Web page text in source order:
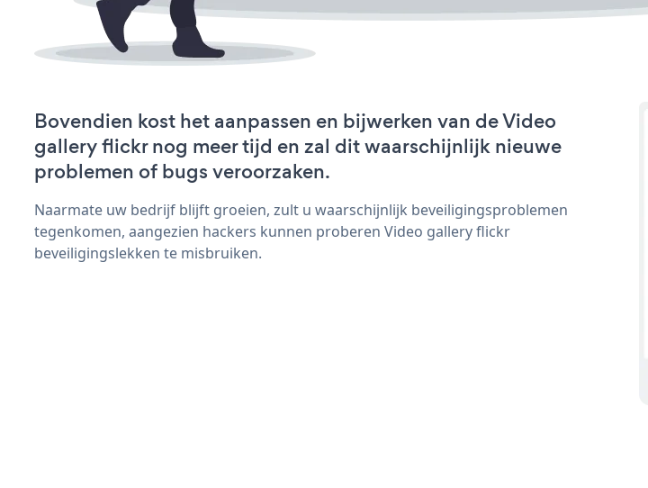
Bovendien kost het aanpassen en bijwerken van de Video
gallery flickr nog meer tijd en zal dit waarschijnlijk nieuwe
problemen of bugs veroorzaken.
Naarmate uw bedrijf blijft groeien, zult u waarschijnlijk beveiligingsproblemen
tegenkomen, aangezien hackers kunnen proberen Video gallery flickr
beveiligingslekken te misbruiken.